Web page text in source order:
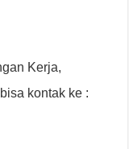
Kerja,
kontak ke :